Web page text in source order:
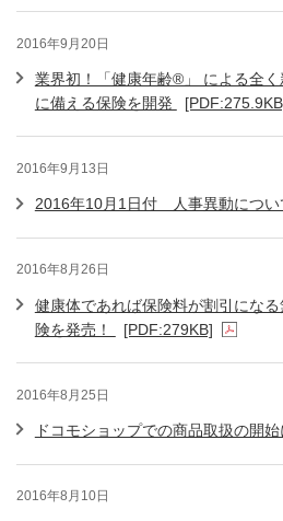
2016年9月20日
業界初！「健康年齢®」 による全
に備える保険を開発
2016年9月13日
2016年10月1日付 人事異動につい
2016年8月26日
健康体であれば保険料が割引にな
険を発売！
[PDF:279KB]
2016年8月25日
ドコモショップでの商品取扱の開
2016年8月10日